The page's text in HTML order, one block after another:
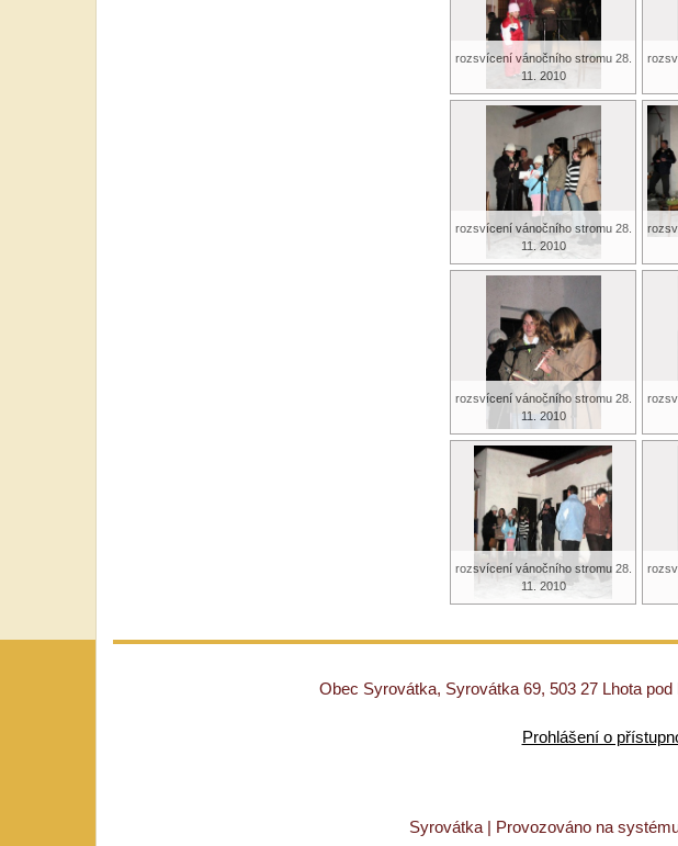
rozsvícení vánočního stromu 28.
11. 2010
rozsvícení vánočního stromu 28.
11. 2010
rozsvícení vánočního stromu 28.
11. 2010
rozsvícení vánočního stromu 28.
11. 2010
Obec Syrovátka, Syrovátka 69, 503 27 Lhota
Prohlášení o
Syrovátka | Provozováno na